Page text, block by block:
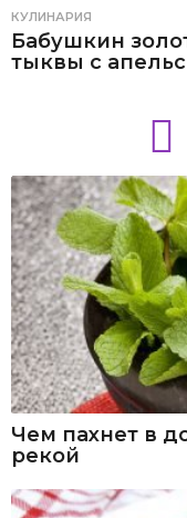
КУЛИНАРИЯ
Бабушкин
тыквы с
Чем пахнет в
рекой